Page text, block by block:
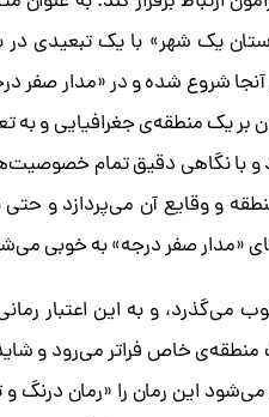
یک شهر» با یک تبعیدی
بر یک منطقه‌ی جغرافیایی و به
با نگاهی دقیق تمام
و وقایع آن می‌پردازد و
«مدار صفر درجه» به خوبی
می‌گذرد، و به این اعتبار
منطقه‌ی خاص فرا‌تر می‌رود و
این رمان را «رمان درنگ و